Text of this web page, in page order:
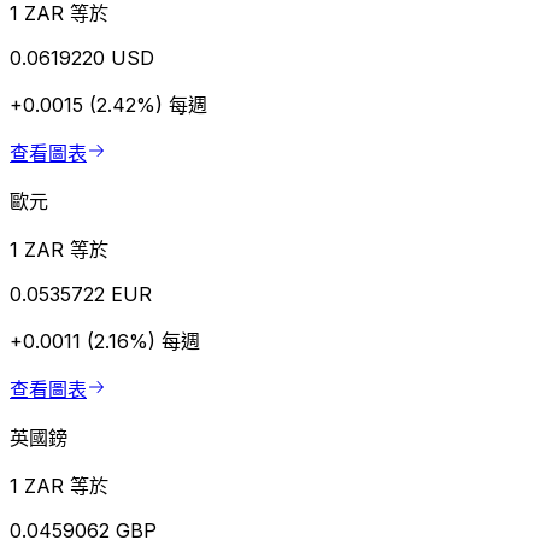
1 ZAR 等於
0.0619220 USD
+0.0015 (2.42%) 每週
查看圖表
歐元
1 ZAR 等於
0.0535722 EUR
+0.0011 (2.16%) 每週
查看圖表
英國鎊
1 ZAR 等於
0.0459062 GBP